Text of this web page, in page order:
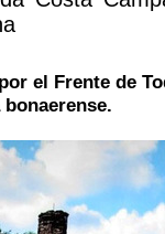
el Frente de